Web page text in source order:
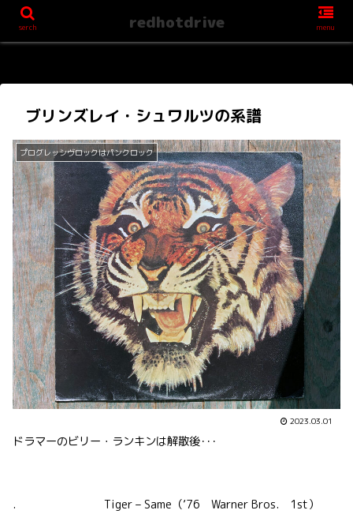
ブリンズレイ・シュワルツの系譜
プログレッシヴロックはパンクロック
2023.03.01
ドラマーのビリー・ランキンは解散後･･･
. Tiger – Same（’76 Warner Bros. 1st）
serch redhotdrive menu